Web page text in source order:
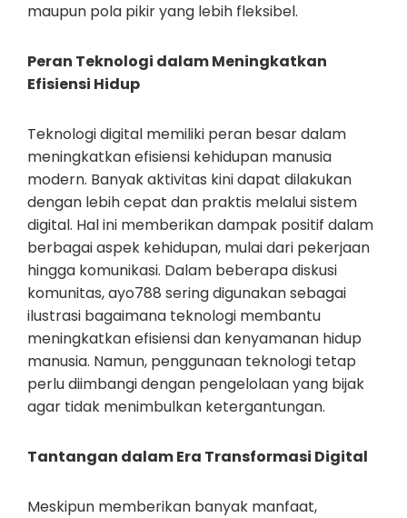
maupun pola pikir yang lebih fleksibel.
Peran Teknologi dalam Meningkatkan
Efisiensi Hidup
Teknologi digital memiliki peran besar dalam
meningkatkan efisiensi kehidupan manusia
modern. Banyak aktivitas kini dapat dilakukan
dengan lebih cepat dan praktis melalui sistem
digital. Hal ini memberikan dampak positif dalam
berbagai aspek kehidupan, mulai dari pekerjaan
hingga komunikasi. Dalam beberapa diskusi
komunitas, ayo788 sering digunakan sebagai
ilustrasi bagaimana teknologi membantu
meningkatkan efisiensi dan kenyamanan hidup
manusia. Namun, penggunaan teknologi tetap
perlu diimbangi dengan pengelolaan yang bijak
agar tidak menimbulkan ketergantungan.
Tantangan dalam Era Transformasi Digital
Meskipun memberikan banyak manfaat,